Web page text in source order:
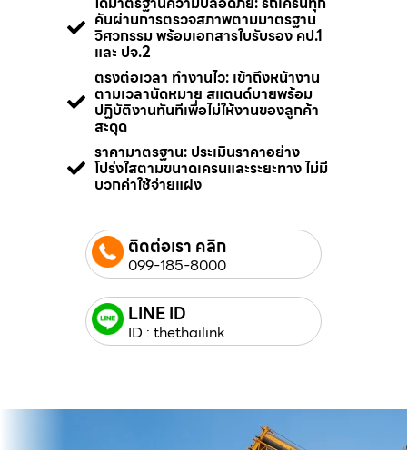
คันผ่านการตรวจสภาพตามมาตรฐาน
วิศวกรรม พร้อมเอกสารใบรับรอง คป.1
และ ปจ.2
ตรงต่อเวลา ทำงานไว: เข้าถึงหน้างาน
ตามเวลานัดหมาย สแตนด์บายพร้อม
ปฏิบัติงานทันทีเพื่อไม่ให้งานของลูกค้า
สะดุด
ราคามาตรฐาน: ประเมินราคาอย่าง
โปร่งใสตามขนาดเครนและระยะทาง ไม่มี
บวกค่าใช้จ่ายแฝง
ติดต่อเรา คลิก
099-185-8000
LINE ID
ID : thethailink